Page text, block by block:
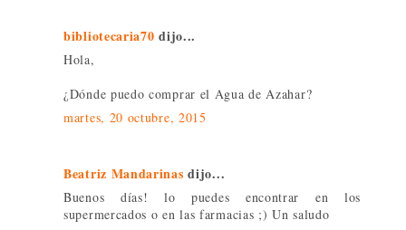
bibliotecaria70 dijo...
Hola,
¿Dónde puedo comprar el Agua de Azahar?
martes, 20 octubre, 2015
Beatriz Mandarinas dijo...
Buenos días! lo puedes encontrar en los
supermercados o en las farmacias ;) Un saludo